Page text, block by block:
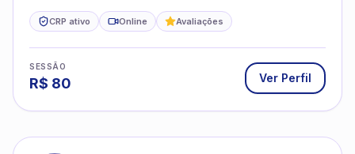
CRP ativo Online Avaliações
SESSÃO
R$ 80 Ver Perfil